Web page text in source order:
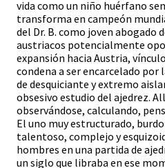
vida como un niño huérfano
transforma en campeón
del Dr. B. como joven abogado
austriacos potencialmente
expansión hacia Austria,
condena a ser encarcelado por
de desquiciante y extremo
obsesivo estudio del ajedrez.
observándose, calculando,
El uno muy estructurado,
talentoso, complejo y
hombres en una partida de
un siglo que libraba en ese